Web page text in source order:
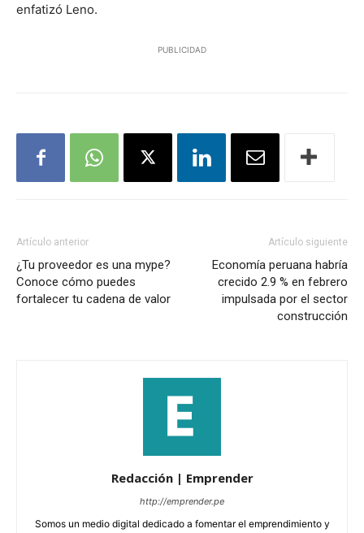
enfatizó Leno.
PUBLICIDAD
Artículo anterior
¿Tu proveedor es una mype?
Conoce cómo puedes
fortalecer tu cadena de valor
Artículo siguiente
Economía peruana habría
crecido 2.9 % en febrero
impulsada por el sector
construcción
Redacción | Emprender
http://emprender.pe
Somos un medio digital dedicado a fomentar el emprendimiento y